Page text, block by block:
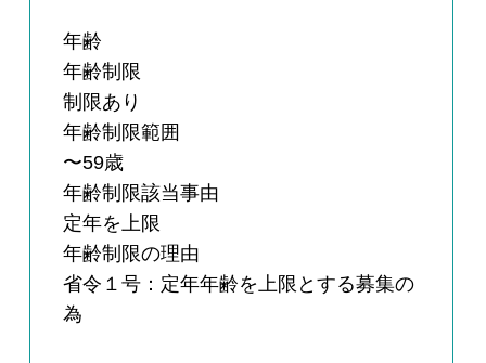
年齢
年齢制限
制限あり
年齢制限範囲
〜59歳
年齢制限該当事由
定年を上限
年齢制限の理由
省令１号：定年年齢を上限とする募集の
為